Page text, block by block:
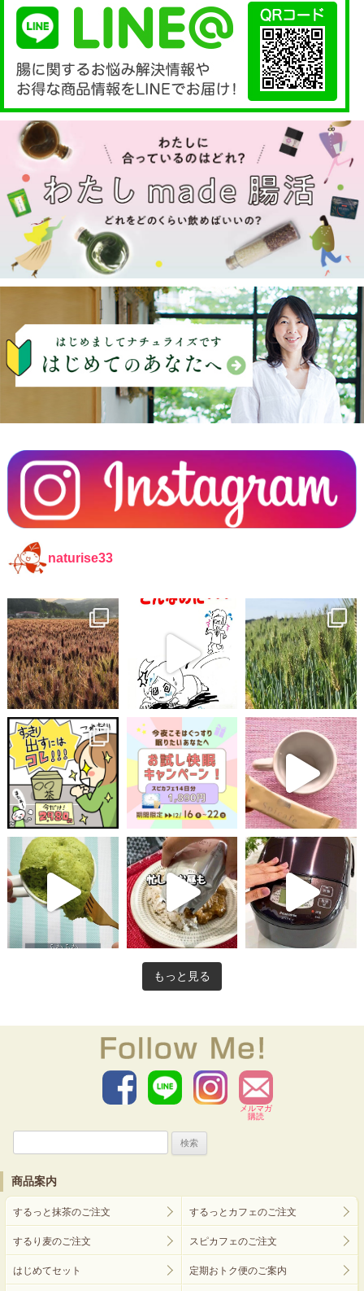
naturise33
もっと見る
メルマガ
購読
商品案内
するっと抹茶のご注文 するっとカフェのご注文
するり麦のご注文 スピカフェのご注文
はじめてセット 定期おトク便のご案内